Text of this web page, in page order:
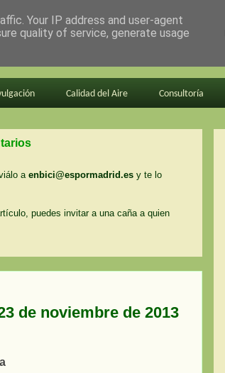
Calidad del Aire Consultoría
a enbici@espormadrid.es y te lo
puedes invitar a una caña a quien
de noviembre de 2013
Your IP address and user-agent
quality of service, generate usage